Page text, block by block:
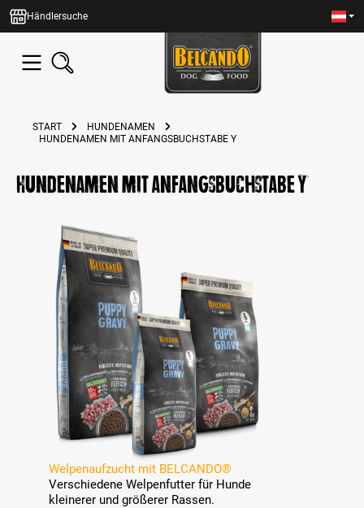
springen
Händlersuche
START
HUNDENAMEN
HUNDENAMEN MIT ANFANGSBUCHSTABE Y
Hundenamen mit Anfangsbuchstabe Y
Welpenaufzucht mit BELCANDO®
Verschiedene Welpenfutter für Hunde
kleinerer und größerer Rassen.